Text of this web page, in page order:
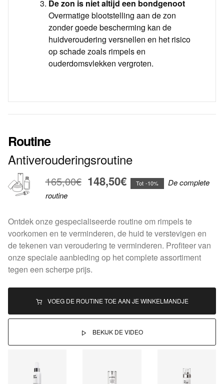
De zon is niet altijd een bondgenoot
Overmatige blootstelling aan de zon
zonder goede bescherming kan de
huidveroudering versnellen en het risico
op schade zoals rimpels en
ouderdomsvlekken vergroten.
Routine
Antiverouderingsroutine
165,00€ 148,50€ Tot -10%
De complete
routine
Ontdek onze gespecialiseerde routine om rimpels te
voorkomen en te verminderen, de huid te verstevigen en
de tekenen van veroudering te verminderen. Profiteer van
onze speciale aanbieding op het complete assortiment
tegen een scherpe prijs.
VOEG DE ROUTINE TOE AAN JE WINKELMANDJE
BEKIJK DE VIDEO